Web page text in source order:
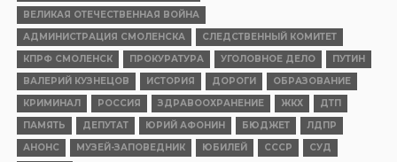
ВЕЛИКАЯ ОТЕЧЕСТВЕННАЯ ВОЙНА
АДМИНИСТРАЦИЯ СМОЛЕНСКА
СЛЕДСТВЕННЫЙ КОМИТЕТ
КПРФ СМОЛЕНСК
ПРОКУРАТУРА УГОЛОВНОЕ ДЕЛО
ПУТИН
ВАЛЕРИЙ КУЗНЕЦОВ
ИСТОРИЯ ДОРОГИ
ОБРАЗОВАНИЕ
КРИМИНАЛ
РОССИЯ ЗДРАВООХРАНЕНИЕ ЖКХ
ДТП
ПАМЯТЬ
ДЕПУТАТ ЮРИЙ АФОНИН БЮДЖЕТ
ЛДПР
АНОНС
МУЗЕЙ-ЗАПОВЕДНИК ЮБИЛЕЙ СССР
СУД